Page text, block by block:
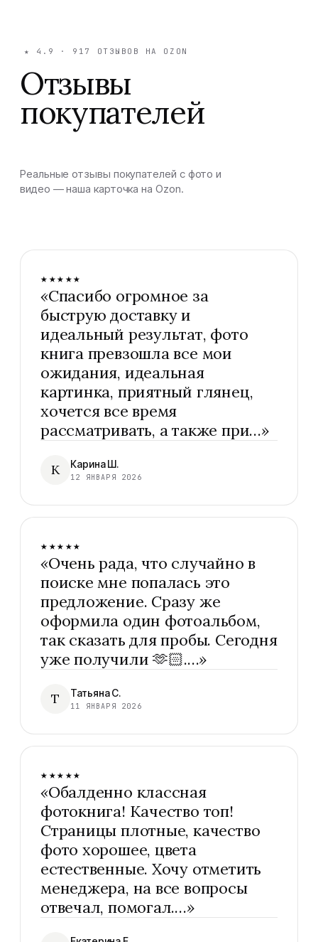
★ 4.9 · 917 ОТЗЫВОВ НА OZON
Отзывы
покупателей
Реальные отзывы покупателей с фото и
видео — наша карточка на Ozon.
★★★★★
«Спасибо огромное за
быструю доставку и
идеальный результат, фото
книга превзошла все мои
ожидания, идеальная
картинка, приятный глянец,
хочется все время
рассматривать, а также при…»
К Карина Ш.
12 ЯНВАРЯ 2026
★★★★★
«Очень рада, что случайно в
поиске мне попалась это
предложение. Сразу же
оформила один фотоальбом,
так сказать для пробы. Сегодня
уже получили 🫶🏻.…»
Т Татьяна С.
11 ЯНВАРЯ 2026
★★★★★
«Обалденно классная
фотокнига! Качество топ!
Страницы плотные, качество
фото хорошее, цвета
естественные. Хочу отметить
менеджера, на все вопросы
отвечал, помогал.…»